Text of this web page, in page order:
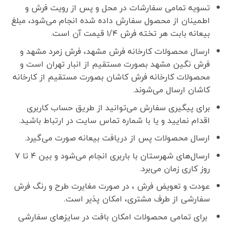
تسویه تمامی سفارشات در محل و پس از رویت فرش و
اطمینان از محصول سفارش داده شده انجام می‌شود، مبلغ
بیعانه بابت هر تخته فرش ۱/۴ قیمت آن است.
ارسال محصولات کارخانه فرش مشهد، فرش زمرد مشهد و
فرش نگین مشهد بصورت مستقیم از انبار تهران است و
محصولات کارخانه فرش کاشان بصورت مستقیم از کارخانه
کاشان ارسال می‌شوند.
برای پیگیری سفارش می‌توانید از طریق حساب کاربری
اقدام نمایید و یا با شماره تماس سایت در ارتباط باشید.
ارسال محصولات پس از دریافت بیعانه صورت می‌گیرد.
ارسال‌های شهرستان با باربری انجام می‌شود و بین ۴ تا ۷
روز کاری زمان می‌برد.
عودت و تعویض فرش ، در صورت مغایرت طرح و رنگ فرش
سفارشی از طرف مشتری، امکان پذیر است.
برای تمامی محصولات امکان بافت در سایزهای سفارشی